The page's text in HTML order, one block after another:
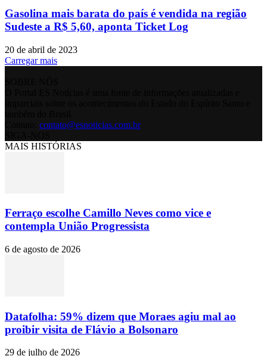
Gasolina mais barata do país é vendida na região
Sudeste a R$ 5,60, aponta Ticket Log
20 de abril de 2023
Carregar mais
contato@esnoticias.com.br
MAIS HISTÓRIAS
Ferraço escolhe Camillo Neves como vice e
contempla União Progressista
6 de agosto de 2026
Datafolha: 59% dizem que Moraes agiu mal ao
proibir visita de Flávio a Bolsonaro
29 de julho de 2026